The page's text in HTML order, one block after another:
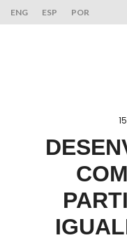
ENG ESP POR